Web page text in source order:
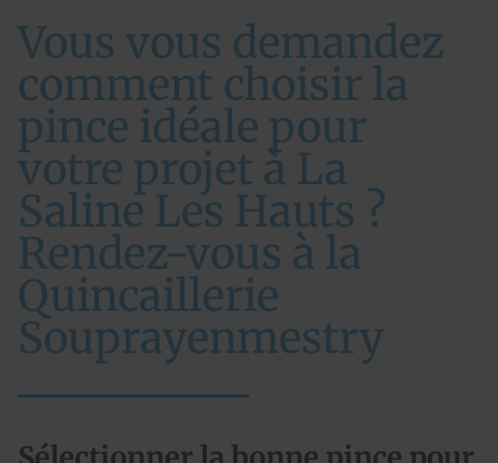
Vous vous demandez
comment choisir la
pince idéale pour
votre projet à La
Saline Les Hauts ?
Rendez-vous à la
Quincaillerie
Souprayenmestry